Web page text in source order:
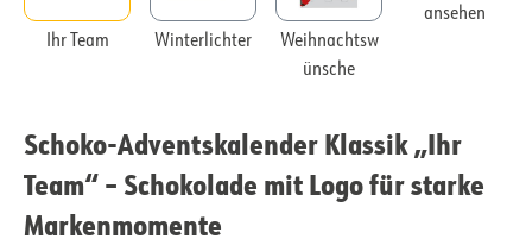
Ihr Team Winterlichter
Weihnachtsw
ünsche
ansehen
Schoko-Adventskalender Klassik „Ihr
Team“ – Schokolade mit Logo für starke
Markenmomente